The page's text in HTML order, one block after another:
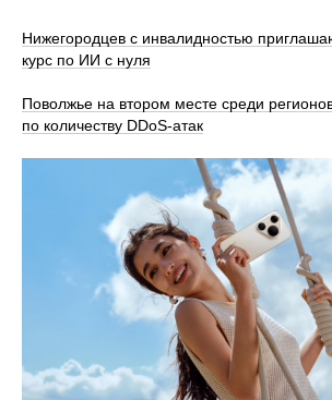
Нижегородцев с инвалидностью
курс по ИИ с нуля
Поволжье на втором месте среди
по количеству DDoS-атак